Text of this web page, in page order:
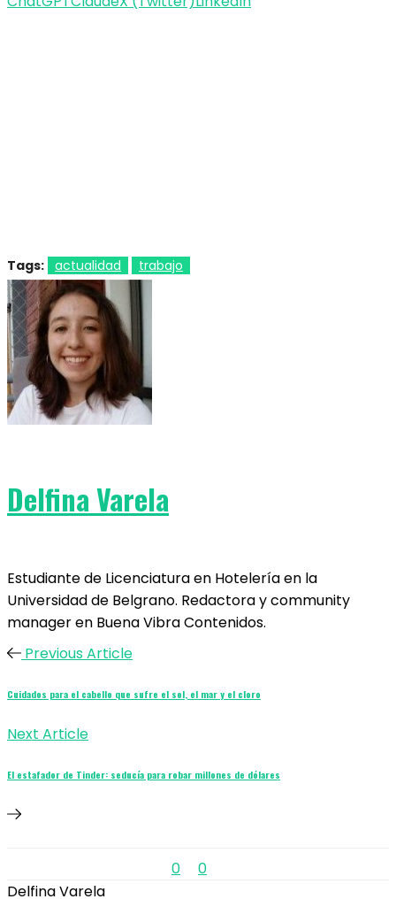
Tags: actualidad trabajo
Delfina Varela
Estudiante de Licenciatura en Hotelería en la
Universidad de Belgrano. Redactora y community
manager en Buena Vibra Contenidos.
Previous Article
Cuidados para el cabello que sufre el sol, el mar y el cloro
Next Article
El estafador de Tinder: seducía para robar millones de dólares
0
0
Delfina Varela